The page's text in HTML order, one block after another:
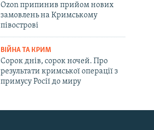
Ozon припинив прийом нових
замовлень на Кримському
півострові
ВІЙНА ТА КРИМ
Сорок днів, сорок ночей. Про
результати кримської операції з
примусу Росії до миру